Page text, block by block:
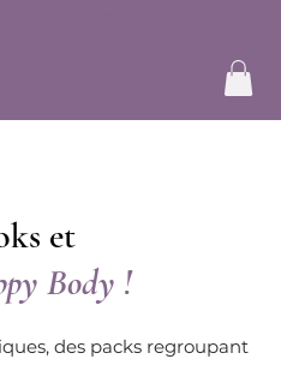
et
Body !
des packs regroupant